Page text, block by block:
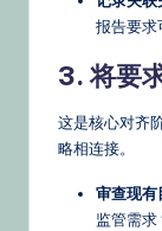
报告要求
3. 将要
这是核心对齐
略相连接。
审查现有
监管需求